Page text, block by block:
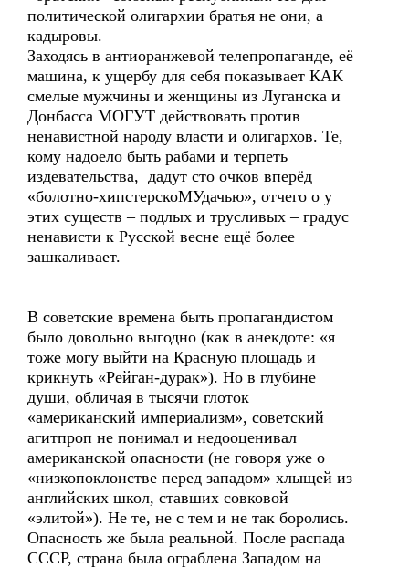
политической олигархии братья не они, а
кадыровы.
Заходясь в антиоранжевой телепропаганде, её
машина, к ущербу для себя показывает КАК
смелые мужчины и женщины из Луганска и
Донбасса МОГУТ действовать против
ненавистной народу власти и олигархов. Те,
кому надоело быть рабами и терпеть
издевательства, дадут сто очков вперёд
«болотно-хипстерскоМУдачью», отчего о у
этих существ – подлых и трусливых – градус
ненависти к Русской весне ещё более
зашкаливает.
В советские времена быть пропагандистом
было довольно выгодно (как в анекдоте: «я
тоже могу выйти на Красную площадь и
крикнуть «Рейган-дурак»). Но в глубине
души, обличая в тысячи глоток
«американский империализм», советский
агитпроп не понимал и недооценивал
американской опасности (не говоря уже о
«низкопоклонстве перед западом» хлыщей из
английских школ, ставших совковой
«элитой»). Не те, не с тем и не так боролись.
Опасность же была реальной. После распада
СССР, страна была ограблена Западом на